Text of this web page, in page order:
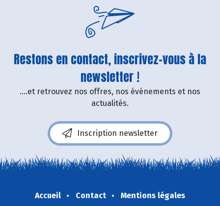
Restons en contact, inscrivez-vous à la
newsletter !
....et retrouvez nos offres, nos événements et nos
actualités.
Inscription newsletter
Accueil Contact
Mentions légales